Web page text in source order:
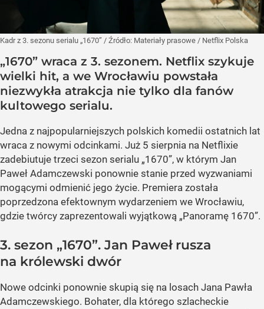
Kadr z 3. sezonu serialu „1670” / Źródło: Materiały prasowe / Netflix Polska
„1670” wraca z 3. sezonem. Netflix szykuje
wielki hit, a we Wrocławiu powstała
niezwykła atrakcja nie tylko dla fanów
kultowego serialu.
Jedna z najpopularniejszych polskich komedii ostatnich lat
wraca z nowymi odcinkami. Już 5 sierpnia na Netflixie
zadebiutuje trzeci sezon serialu „1670”, w którym Jan
Paweł Adamczewski ponownie stanie przed wyzwaniami
mogącymi odmienić jego życie. Premiera została
poprzedzona efektownym wydarzeniem we Wrocławiu,
gdzie twórcy zaprezentowali wyjątkową „Panoramę 1670”.
3. sezon „1670”. Jan Paweł rusza
na królewski dwór
Nowe odcinki ponownie skupią się na losach Jana Pawła
Adamczewskiego. Bohater, dla którego szlacheckie